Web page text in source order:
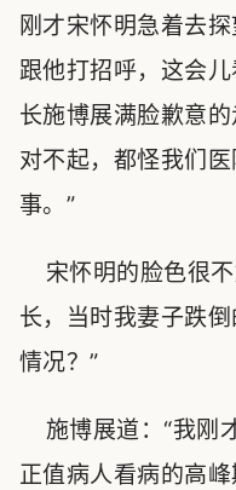
刚才宋怀明急着去
跟他打招呼，这会
长施博展满脸歉意
对不起，都怪我们
事。”
宋怀明的脸色很不
长，当时我妻子跌
情况？”
施博展道：“我刚
正值病人看病的高